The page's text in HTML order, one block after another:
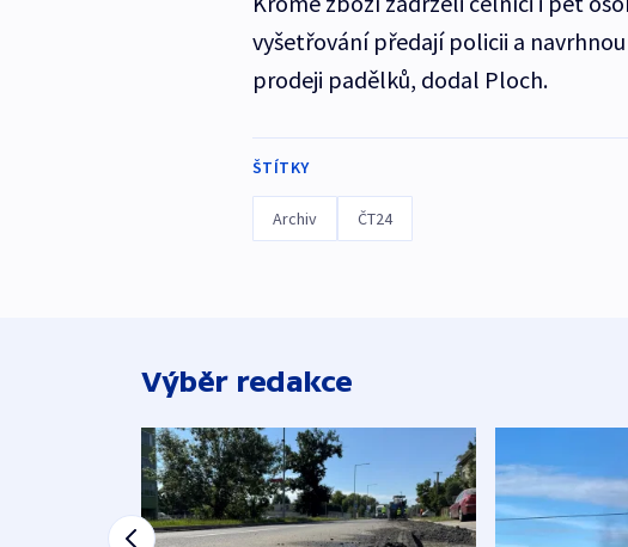
vyšetřování předají policii a
prodeji padělků, dodal Ploch.
ŠTÍTKY
Archiv ČT24
Výběr redakce